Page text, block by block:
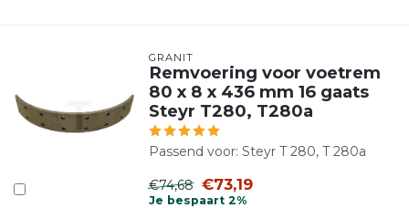
GRANIT
Remvoering voor voetrem
80 x 8 x 436 mm 16 gaats
Steyr T280, T280a
Passend voor: Steyr T 280, T 280a
€74,68 €73,19
Je bespaart 2%